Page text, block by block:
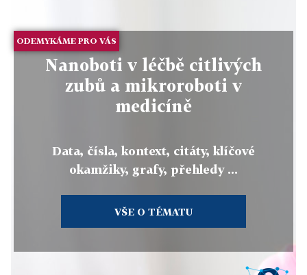
ODEMYKÁME PRO VÁS
Nanoboti v léčbě citlivých
zubů a mikroroboti v
medicíně
Data, čísla, kontext, citáty, klíčové
okamžiky, grafy, přehledy ...
VŠE O TÉMATU